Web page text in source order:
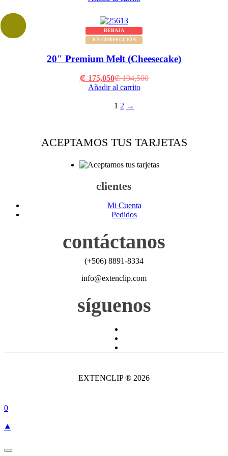
₡ 170,550.
REBAJA
EN CONFECCIÓN
20" Premium Melt (Cheesecake)
₡ 175,050Current
price
₡ 175,050.
₡194,500Original
Añadir al carrito
1 2 →
ACEPTAMOS TUS TARJETAS
clientes
Mi Cuenta
Pedidos
contáctanos
(+506) 8891-8334
info@extenclip.com
síguenos
EXTENCLIP ® 2026
0
⯅